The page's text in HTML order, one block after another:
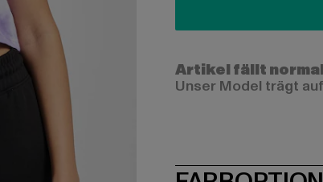
Artikel fällt
Unser Model trägt